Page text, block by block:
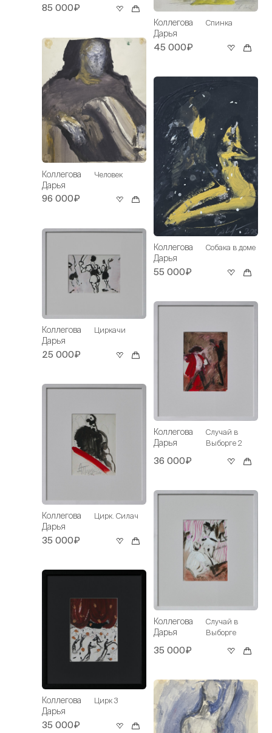
85 000₽
Коллегова
Дарья
Человек
96 000₽
Коллегова
Дарья
Циркачи
25 000₽
Коллегова
Дарья
Цирк. Силач
35 000₽
Коллегова
Дарья
Цирк 3
35 000₽
Коллегова
Дарья
Спинка
45 000₽
Коллегова
Дарья
Собака в доме
55 000₽
Коллегова
Дарья
Случай в
Выборге 2
36 000₽
Коллегова
Дарья
Случай в
Выборге
35 000₽